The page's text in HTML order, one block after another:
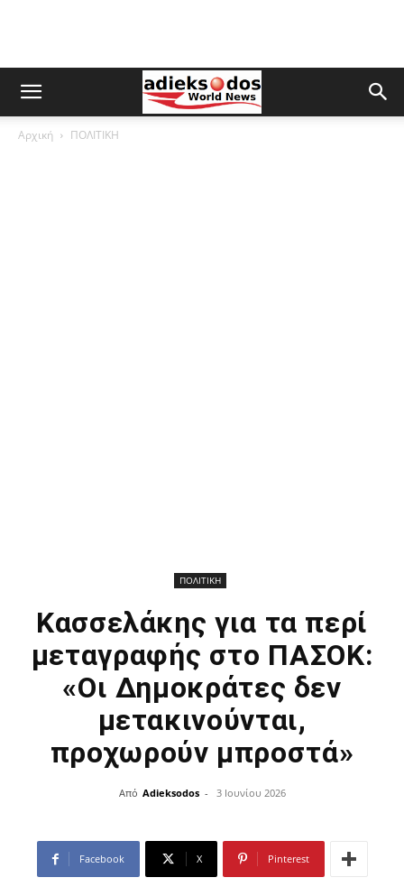
Αρχική ΠΟΛΙΤΙΚΗ
ΠΟΛΙΤΙΚΗ
Κασσελάκης για τα περί
μεταγραφής στο ΠΑΣΟΚ:
«Οι Δημοκράτες δεν
μετακινούνται,
προχωρούν μπροστά»
Από Adieksodos - 3 Ιουνίου 2026
Facebook X Pinterest